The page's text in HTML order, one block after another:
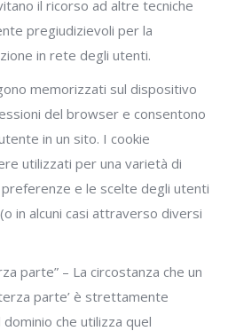
il ricorso ad altre tecniche
pregiudizievoli per la
in rete degli utenti.
memorizzati sul dispositivo
del browser e consentono
in un sito. I cookie
utilizzati per una varietà di
e le scelte degli utenti
in alcuni casi attraverso diversi
parte” – La circostanza che un
parte’ è strettamente
che utilizza quel